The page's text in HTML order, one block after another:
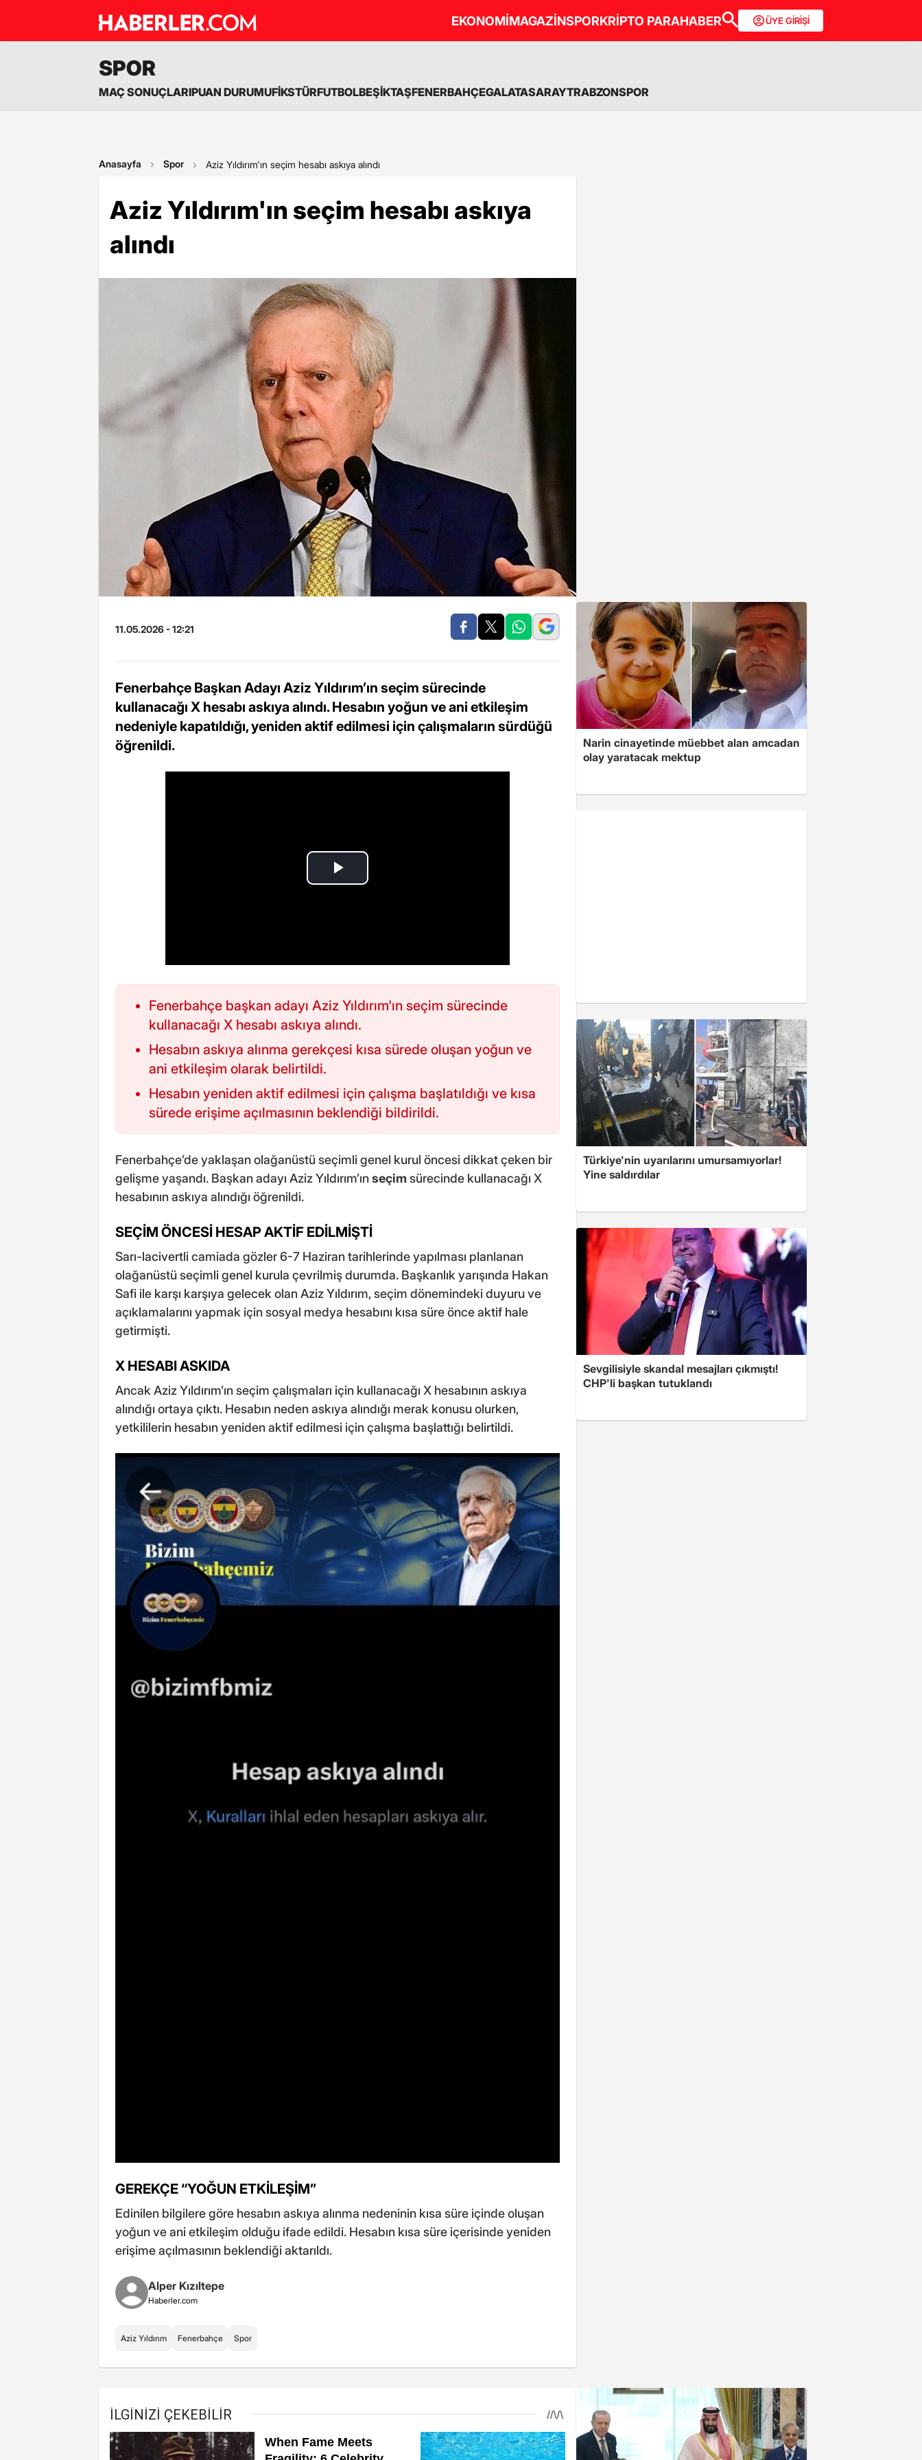
EKONOMİMAGAZİNSPORKRİPTO PARAHABER ÜYE GİRİŞİ
SPOR
MAÇ SONUÇLARIPUAN DURUMUFİKSTÜRFUTBOLBEŞİKTAŞFENERBAHÇEGALATASARAYTRABZONSPOR
Anasayfa Spor Aziz Yıldırım'ın seçim hesabı askıya alındı
Aziz Yıldırım'ın seçim hesabı askıya
alındı
11.05.2026 - 12:21
Fenerbahçe Başkan Adayı Aziz Yıldırım’ın seçim sürecinde
kullanacağı X hesabı askıya alındı. Hesabın yoğun ve ani etkileşim
nedeniyle kapatıldığı, yeniden aktif edilmesi için çalışmaların sürdüğü
öğrenildi.
Fenerbahçe başkan adayı Aziz Yıldırım'ın seçim sürecinde
kullanacağı X hesabı askıya alındı.
Hesabın askıya alınma gerekçesi kısa sürede oluşan yoğun ve
ani etkileşim olarak belirtildi.
Hesabın yeniden aktif edilmesi için çalışma başlatıldığı ve kısa
sürede erişime açılmasının beklendiği bildirildi.
Fenerbahçe’de yaklaşan olağanüstü seçimli genel kurul öncesi dikkat çeken bir
gelişme yaşandı. Başkan adayı Aziz Yıldırım’ınseçim sürecinde kullanacağı X
hesabının askıya alındığı öğrenildi.
SEÇİM ÖNCESİ HESAP AKTİF EDİLMİŞTİ
Sarı-lacivertli camiada gözler 6-7 Haziran tarihlerinde yapılması planlanan
olağanüstü seçimli genel kurula çevrilmiş durumda. Başkanlık yarışında Hakan
Safi ile karşı karşıya gelecek olan Aziz Yıldırım, seçim dönemindeki duyuru ve
açıklamalarını yapmak için sosyal medya hesabını kısa süre önce aktif hale
getirmişti.
X HESABI ASKIDA
Ancak Aziz Yıldırım’ın seçim çalışmaları için kullanacağı X hesabının askıya
alındığı ortaya çıktı. Hesabın neden askıya alındığı merak konusu olurken,
yetkililerin hesabın yeniden aktif edilmesi için çalışma başlattığı belirtildi.
GEREKÇE “YOĞUN ETKİLEŞİM”
Edinilen bilgilere göre hesabın askıya alınma nedeninin kısa süre içinde oluşan
yoğun ve ani etkileşim olduğu ifade edildi. Hesabın kısa süre içerisinde yeniden
erişime açılmasının beklendiği aktarıldı.
Alper Kızıltepe
Haberler.com
Aziz Yıldırım Fenerbahçe Spor
Narin cinayetinde müebbet alan amcadan
olay yaratacak mektup
Türkiye'nin uyarılarını umursamıyorlar!
Yine saldırdılar
Sevgilisiyle skandal mesajları çıkmıştı!
CHP'li başkan tutuklandı